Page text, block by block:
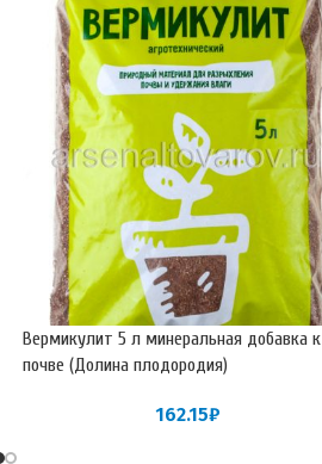
Вермикулит 5 л минеральная добавка к
почве (Долина плодородия)
162.15₽